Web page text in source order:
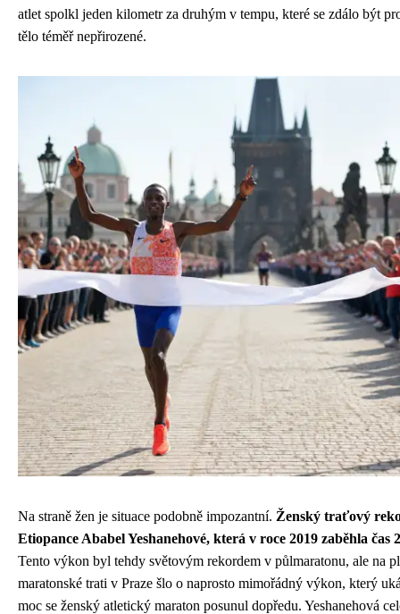
atlet spolkl jeden kilometr za druhým v tempu, které se zdálo být
tělo téměř nepřirozené.
Na straně žen je situace podobně impozantní. Ženský traťový
Etiopance Ababel Yeshanehové, která v roce 2019 zaběhla čas
Tento výkon byl tehdy světovým rekordem v půlmaratonu, ale na
maratonské trati v Praze šlo o naprosto mimořádný výkon, který
moc se ženský atletický maraton posunul dopředu. Yeshanehová